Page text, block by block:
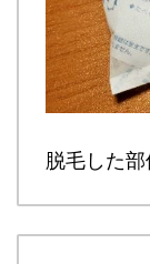
脱毛した部